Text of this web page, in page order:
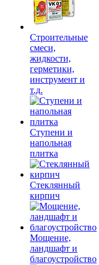
Строительные
смеси,
жидкости,
герметики,
инструмент и
т.д.
Ступени и
напольная
плитка
Cтеклянный
кирпич
Мощение,
ландшафт и
благоустройство